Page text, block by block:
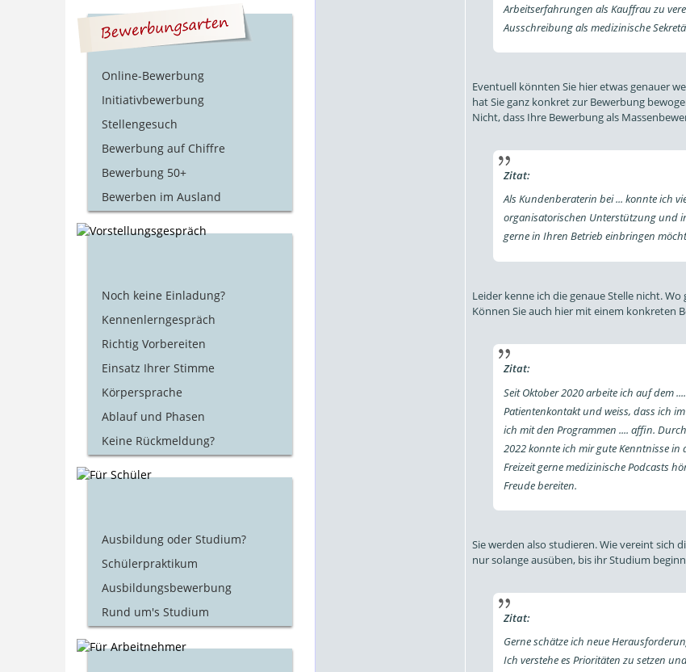
Arbeitserfahrungen als Kauffrau zu
Ausschreibung als medizinische
Eventuell könnten Sie hier etwas genauer
hat Sie ganz konkret zur Bewerbung
Nicht, dass Ihre Bewerbung als
Zitat:
Als Kundenberaterin bei ... konnte ich
organisatorischen Unterstützung und
gerne in Ihren Betrieb einbringen
Leider kenne ich die genaue Stelle nicht.
Können Sie auch hier mit einem konkreten
Zitat:
Seit Oktober 2020 arbeite ich auf dem
Patientenkontakt und weiss, dass ich
ich mit den Programmen .... affin.
2022 konnte ich mir gute Kenntnisse
Freizeit gerne medizinische Podcasts
Freude bereiten.
Sie werden also studieren. Wie vereint sich
nur solange ausüben, bis ihr Studium
Zitat:
Gerne schätze ich neue
Ich verstehe es Prioritäten zu setzen
Online-Bewerbung
Initiativbewerbung
Stellengesuch
Bewerbung auf Chiffre
Bewerbung 50+
Bewerben im Ausland
Noch keine Einladung?
Kennenlerngespräch
Richtig Vorbereiten
Einsatz Ihrer Stimme
Körpersprache
Ablauf und Phasen
Keine Rückmeldung?
Ausbildung oder Studium?
Schülerpraktikum
Ausbildungsbewerbung
Rund um's Studium